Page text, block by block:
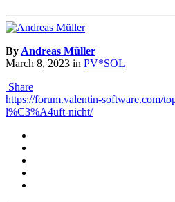
ByAndreas Müller
March 8, 2023 in PV*SOL
Share
https://forum.valentin-software.com/
l%C3%A4uft-nicht/